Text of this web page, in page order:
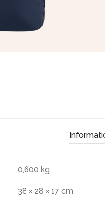
0,600 kg
38 × 28 × 17 cm